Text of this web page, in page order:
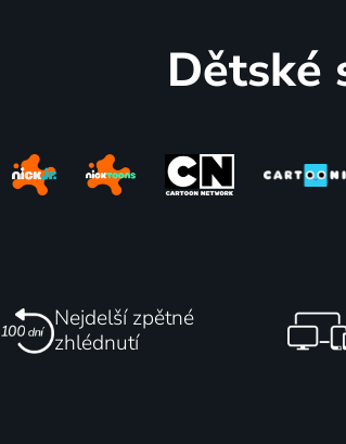
Dětské
Nejdelší zpětné
zhlédnutí